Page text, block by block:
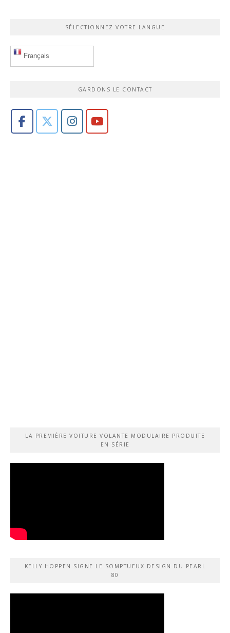
SÉLECTIONNEZ VOTRE LANGUE
Français
GARDONS LE CONTACT
LA PREMIÈRE VOITURE VOLANTE MODULAIRE PRODUITE
EN SÉRIE
KELLY HOPPEN SIGNE LE SOMPTUEUX DESIGN DU PEARL
80